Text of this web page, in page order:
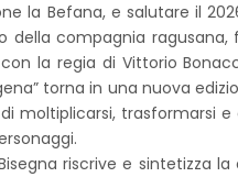
la Befana, e salutare il
compagnia ragusana,
la regia di Vittorio
torna in una nuova
moltiplicarsi, trasformarsi
riscrive e sintetizza